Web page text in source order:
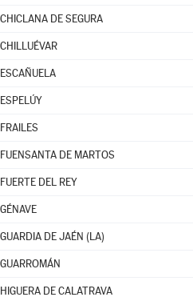
CHICLANA DE SEGURA
CHILLUÉVAR
ESCAÑUELA
ESPELÚY
FRAILES
FUENSANTA DE MARTOS
FUERTE DEL REY
GÉNAVE
GUARDIA DE JAÉN (LA)
GUARROMÁN
HIGUERA DE CALATRAVA